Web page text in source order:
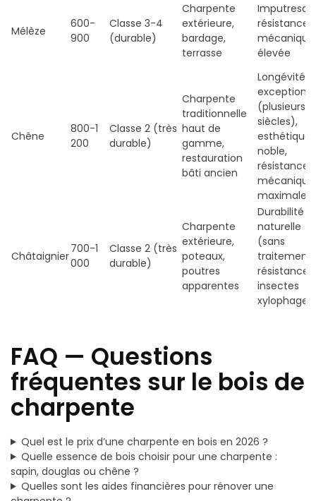
Mélèze
600-
900
Classe 3-4
(durable)
Charpente
extérieure,
bardage,
terrasse
résistance
mécanique
élevée
Chêne
800-1
200
Classe 2 (très
durable)
Charpente
traditionnelle
haut de
gamme,
restauration
bâti ancien
Longévité
(plusieurs
siècles),
esthétique
noble,
résistance
mécanique
maximale
Châtaignier
700-1
000
Classe 2 (très
durable)
Charpente
extérieure,
poteaux,
poutres
apparentes
Durabilité
naturelle
(sans
résistance
insectes
xylophages
FAQ — Questions
fréquentes sur le bois de
charpente
Quel est le prix d’une charpente en bois en 2026 ?
Quelle essence de bois choisir pour une charpente :
sapin, douglas ou chêne ?
Quelles sont les aides financières pour rénover une